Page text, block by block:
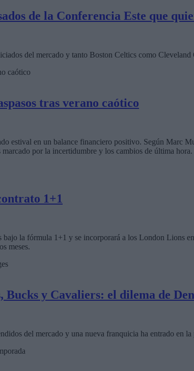
de la Conferencia Este que
del mercado y tanto Boston Celtics como
tras verano caótico
estival en un balance financiero positivo. Según Marc
marcado por la incertidumbre y los cambios de última hora.
1+1
la fórmula 1+1 y se incorporará a los London Lions
meses.
Bucks y Cavaliers: el dilema de
del mercado y una nueva franquicia ha entrado en la